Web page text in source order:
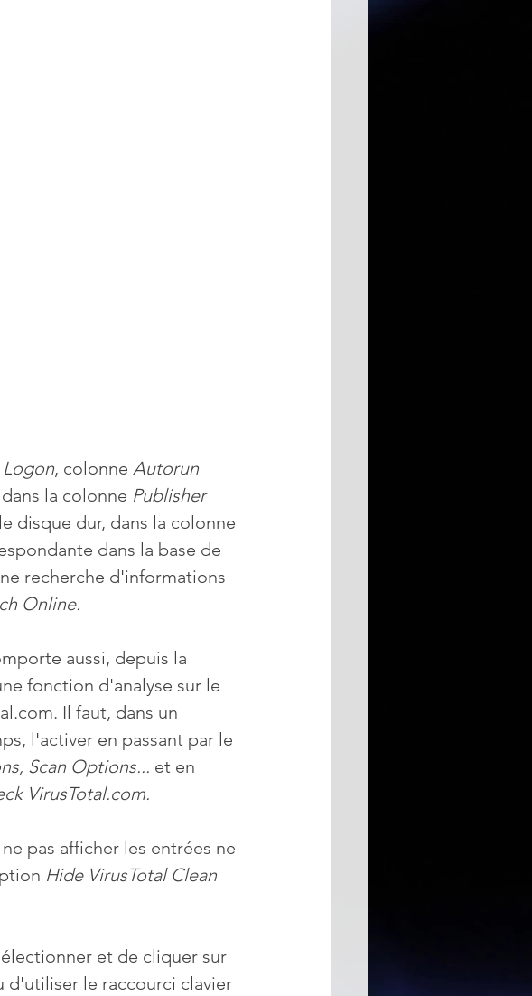
Logon, colonne Autorun
la colonne Publisher
disque dur, dans la colonne
dans la base de
recherche d'informations
Online.
aussi, depuis la
fonction d'analyse sur le
Il faut, dans un
l'activer en passant par le
Scan Options... et en
VirusTotal.com.
pas afficher les entrées ne
Hide VirusTotal Clean
et de cliquer sur
d'utiliser le raccourci clavier